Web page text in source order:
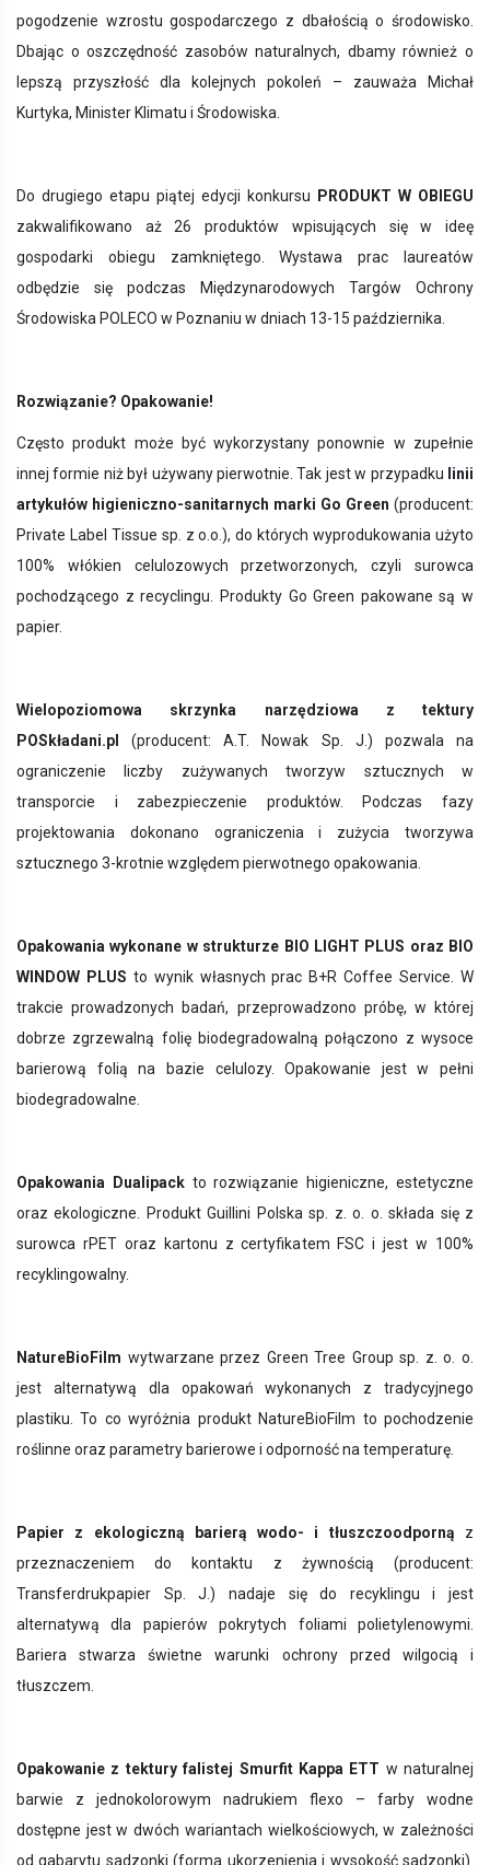
pogodzenie wzrostu gospodarczego z dbałością o środowisko.
Dbając o oszczędność zasobów naturalnych, dbamy również o
lepszą przyszłość dla kolejnych pokoleń – zauważa Michał
Kurtyka, Minister Klimatu i Środowiska.
Do drugiego etapu piątej edycji konkursu
PRODUKT W OBIEGU
zakwalifikowano aż 26 produktów wpisujących się w ideę
gospodarki obiegu zamkniętego. Wystawa prac laureatów
odbędzie się podczas Międzynarodowych Targów Ochrony
Środowiska POLECO w Poznaniu w dniach 13-15 października.
Rozwiązanie? Opakowanie!
Często produkt może być wykorzystany ponownie w zupełnie
innej formie niż był używany pierwotnie. Tak jest w przypadku linii
artykułów higieniczno-sanitarnych marki Go Green (producent:
Private Label Tissue sp. z o.o.), do których wyprodukowania użyto
100% włókien celulozowych przetworzonych, czyli surowca
pochodzącego z recyclingu. Produkty Go Green pakowane są w
papier.
Wielopoziomowa skrzynka narzędziowa z tektury
POSkładani.pl
(producent: A.T. Nowak Sp. J.) pozwala na
ograniczenie liczby zużywanych tworzyw sztucznych w
transporcie i zabezpieczenie produktów.
Podczas fazy
projektowania dokonano ograniczenia i zużycia tworzywa
sztucznego 3-krotnie względem pierwotnego opakowania.
Opakowania wykonane w strukturze BIO LIGHT PLUS oraz BIO
WINDOW PLUS to wynik własnych prac B+R Coffee Service. W
trakcie prowadzonych badań, przeprowadzono próbę, w której
dobrze zgrzewalną folię biodegradowalną połączono z wysoce
barierową folią na bazie celulozy. Opakowanie jest w pełni
biodegradowalne.
Opakowania Dualipackto rozwiązanie higieniczne, estetyczne
oraz ekologiczne. Produkt Guillini Polska sp. z. o. o. składa się z
surowca rPET oraz kartonu z certyfikatem FSC i jest w 100%
recyklingowalny.
NatureBioFilm wytwarzane przez Green Tree Group sp. z. o. o.
jest
alternatywą dla opakowań wykonanych z tradycyjnego
plastiku. To co wyróżnia produkt NatureBioFilm to pochodzenie
roślinne oraz parametry barierowe i odporność na temperaturę.
Papier z ekologiczną barierą wodo- i tłuszczoodporną z
przeznaczeniem do kontaktu z żywnością (producent:
Transferdrukpapier Sp. J.) nadaje się do recyklingu i jest
alternatywą dla papierów pokrytych foliami polietylenowymi.
Bariera stwarza świetne warunki ochrony przed wilgocią i
tłuszczem.
Opakowanie z tektury falistej Smurfit Kappa ETT w naturalnej
barwie z jednokolorowym nadrukiem flexo – farby wodne
dostępne jest w dwóch wariantach wielkościowych, w zależności
od gabarytu sadzonki (forma ukorzenienia i wysokość sadzonki).